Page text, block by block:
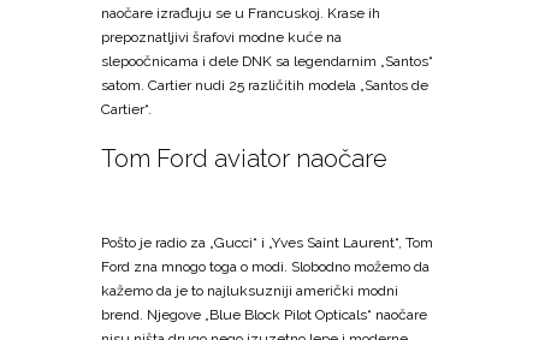
naočare izrađuju se u Francuskoj. Krase ih
prepoznatljivi šrafovi modne kuće na
slepoočnicama i dele DNK sa legendarnim „Santos“
satom. Cartier nudi 25 različitih modela „Santos de
Cartier“.
Tom Ford aviator naočare
Pošto je radio za „Gucci“ i „Yves Saint Laurent“, Tom
Ford zna mnogo toga o modi. Slobodno možemo da
kažemo da je to najluksuzniji američki modni
brend. Njegove „Blue Block Pilot Opticals“ naočare